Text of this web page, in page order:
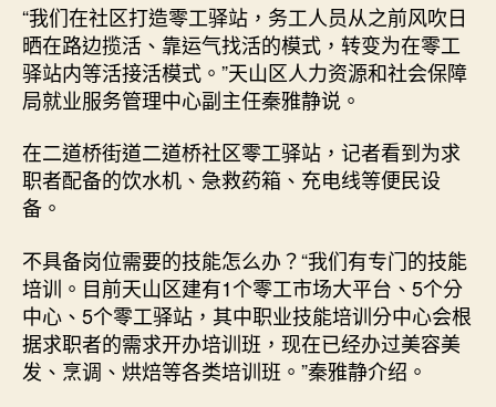
“我们在社区打造零工驿站，务工人员从之前风吹日
晒在路边揽活、靠运气找活的模式，转变为在零工
驿站内等活接活模式。”天山区人力资源和社会保障
局就业服务管理中心副主任秦雅静说。
在二道桥街道二道桥社区零工驿站，记者看到为求
职者配备的饮水机、急救药箱、充电线等便民设
备。
不具备岗位需要的技能怎么办？“我们有专门的技能
培训。目前天山区建有1个零工市场大平台、5个分
中心、5个零工驿站，其中职业技能培训分中心会根
据求职者的需求开办培训班，现在已经办过美容美
发、烹调、烘焙等各类培训班。”秦雅静介绍。